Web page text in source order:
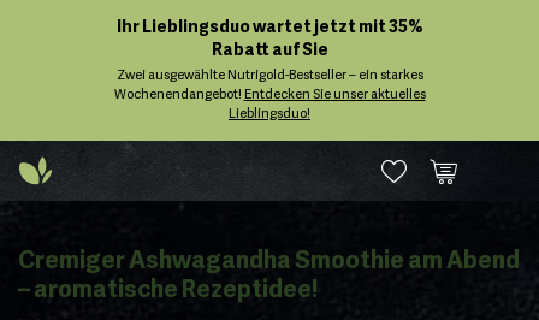
Ihr Lieblingsduo wartet jetzt mit 35%
Rabatt auf Sie
Zwei ausgewählte Nutrigold-Bestseller – ein starkes
Wochenendangebot! Entdecken Sie unser aktuelles
Lieblingsduo!
Cremiger Ashwagandha Smoothie am Abend
– aromatische Rezeptidee!